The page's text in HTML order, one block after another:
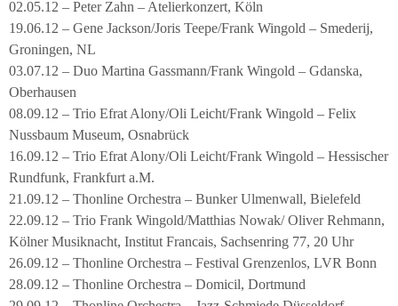
02.05.12 – Peter Zahn – Atelierkonzert, Köln
19.06.12 – Gene Jackson/Joris Teepe/Frank Wingold – Smederij,
Groningen, NL
03.07.12 – Duo Martina Gassmann/Frank Wingold – Gdanska,
Oberhausen
08.09.12 – Trio Efrat Alony/Oli Leicht/Frank Wingold – Felix
Nussbaum Museum, Osnabrück
16.09.12 – Trio Efrat Alony/Oli Leicht/Frank Wingold – Hessischer
Rundfunk, Frankfurt a.M.
21.09.12 – Thonline Orchestra – Bunker Ulmenwall, Bielefeld
22.09.12 – Trio Frank Wingold/Matthias Nowak/ Oliver Rehmann,
Kölner Musiknacht, Institut Francais, Sachsenring 77, 20 Uhr
26.09.12 – Thonline Orchestra – Festival Grenzenlos, LVR Bonn
28.09.12 – Thonline Orchestra – Domicil, Dortmund